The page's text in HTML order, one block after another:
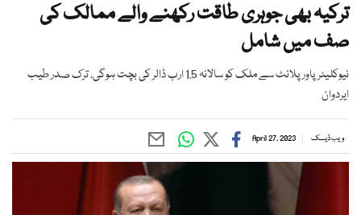
ترکیہ بھی جوہری طاقت رکھنے والے ممالک کی
صف میں شامل
نیوکلیئر پاور پلانٹ سے ملک کو سالانہ 1.5 ارب ڈالر کی بچت ہوگی، ترک صدر طیب
ایردوان
ویب ڈیسک April 27, 2023